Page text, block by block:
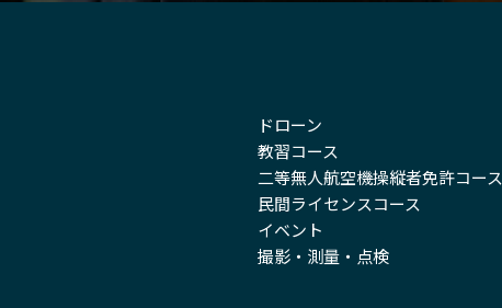
ドローン
教習コース
二等無人航空機操縦者免許コース
民間ライセンスコース
イベント
撮影・測量・点検